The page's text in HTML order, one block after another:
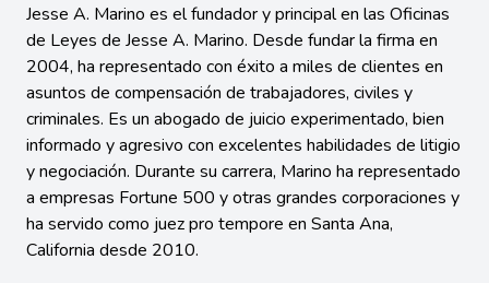
Jesse A. Marino es el fundador y principal en las Oficinas
de Leyes de Jesse A. Marino. Desde fundar la firma en
2004, ha representado con éxito a miles de clientes en
asuntos de compensación de trabajadores, civiles y
criminales. Es un abogado de juicio experimentado, bien
informado y agresivo con excelentes habilidades de litigio
y negociación. Durante su carrera, Marino ha representado
a empresas Fortune 500 y otras grandes corporaciones y
ha servido como juez pro tempore en Santa Ana,
California desde 2010.